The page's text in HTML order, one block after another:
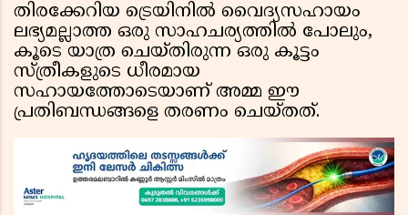
തിരക്കേറിയ ട്രെയിനിൽ വൈദ്യസഹായം
ലഭ്യമല്ലാത്ത ഒരു സാഹചര്യത്തിൽ പോലും,
കൂടെ യാത്ര ചെയ്തിരുന്ന ഒരു കൂട്ടം
സ്ത്രീകളുടെ ധീരമായ
സഹായത്തോടെയാണ് അമ്മ ഈ
പ്രതിബന്ധങ്ങളെ തരണം ചെയ്തത്.